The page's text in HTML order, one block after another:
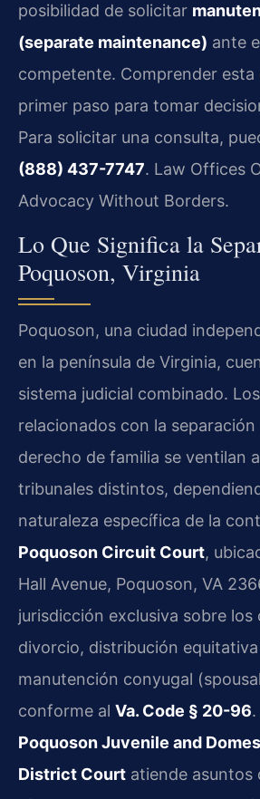
posibilidad de solicitar
(separate maintenance) ante
competente. Comprender esta
primer paso para tomar
Para solicitar una consulta,
(888) 437-7747. Law Offices
Advocacy Without Borders.
Lo Que Significa la
Poquoson, Virginia
Poquoson, una ciudad
en la península de Virginia,
sistema judicial combinado.
relacionados con la
derecho de familia se ventilan
tribunales distintos,
naturaleza específica de la
Poquoson Circuit Court,
Hall Avenue, Poquoson, VA
jurisdicción exclusiva sobre los
divorcio, distribución
manutención conyugal
conforme al Va. Code § 20-96
Poquoson Juvenile and
District Court atiende asuntos